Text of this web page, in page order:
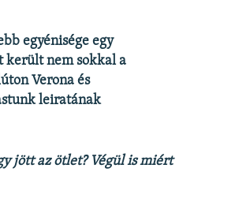
egyénisége egy
került nem sokkal a
Verona és
leiratának
jött az ötlet? Végül is miért